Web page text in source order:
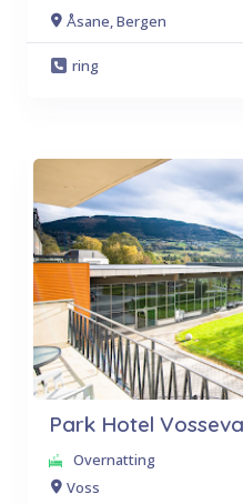
Åsane, Bergen
ring
Park Hotel
Overnatting
Voss